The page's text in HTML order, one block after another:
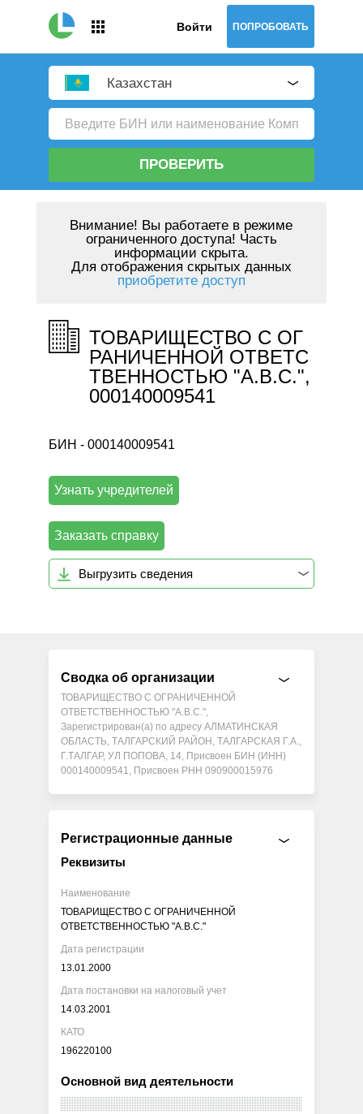
Войти ПОПРОБОВАТЬ
Казахстан
ПРОВЕРИТЬ
Внимание! Вы работаете в режиме
ограниченного доступа! Часть
информации скрыта.
Для отображения скрытых данных
приобретите доступ
ТОВАРИЩЕСТВО С ОГ
РАНИЧЕННОЙ ОТВЕТС
ТВЕННОСТЬЮ "А.В.С.",
000140009541
БИН - 000140009541
Узнать учредителей
Заказать справку
Выгрузить сведения
Сводка об организации
ТОВАРИЩЕСТВО С ОГРАНИЧЕННОЙ
ОТВЕТСТВЕННОСТЬЮ "А.В.С.",
Зарегистрирован(а) по адресу АЛМАТИНСКАЯ
ОБЛАСТЬ, ТАЛГАРСКИЙ РАЙОН, ТАЛГАРСКАЯ Г.А.,
Г.ТАЛГАР, УЛ ПОПОВА, 14, Присвоен БИН (ИНН)
000140009541, Присвоен РНН 090900015976
Регистрационные данные
Реквизиты
Наименование
ТОВАРИЩЕСТВО С ОГРАНИЧЕННОЙ
ОТВЕТСТВЕННОСТЬЮ "А.В.С."
Дата регистрации
13.01.2000
Дата постановки на налоговый учет
14.03.2001
КАТО
196220100
Основной вид деятельности